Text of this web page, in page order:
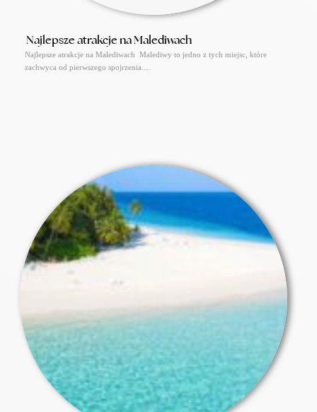
Najlepsze atrakcje na Malediwach
Najlepsze atrakcje na Malediwach Malediwy to jedno z tych miejsc, które
zachwyca od pierwszego spojrzenia.…